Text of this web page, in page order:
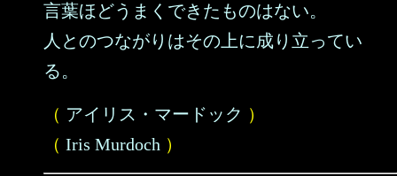
言葉ほどうまくできたものはない。
人とのつながりはその上に成り立ってい
る。
（ アイリス・マードック ）
（ Iris Murdoch ）